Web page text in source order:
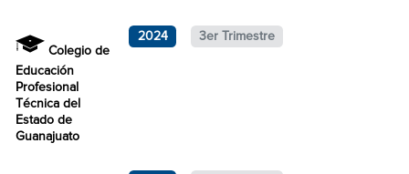
Colegio de
Educación
Profesional
Técnica del
Estado de
Guanajuato
2024 3er Trimestre